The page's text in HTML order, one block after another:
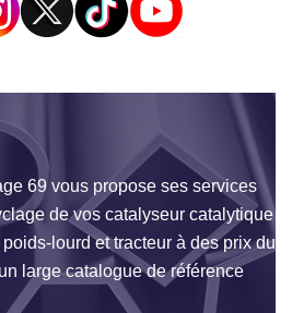
69 vous propose ses services
de vos catalyseur catalytique
lourd et tracteur à des prix du
large catalogue de référence